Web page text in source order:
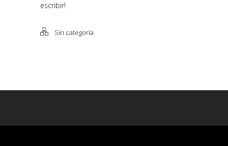
escribir!
Sin categoría